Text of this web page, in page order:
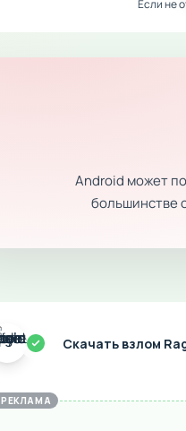
Если не
Android может
большинстве
Скачать взлом
РЕКЛАМА